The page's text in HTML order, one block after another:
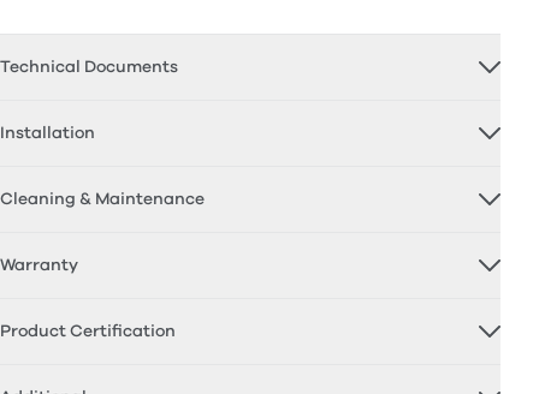
Technical Documents
Installation
Cleaning & Maintenance
Warranty
Product Certification